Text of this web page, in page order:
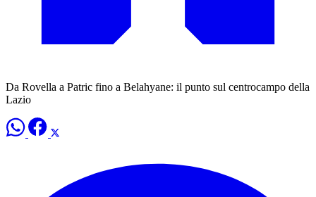
Da Rovella a Patric fino a Belahyane: il punto sul centrocampo della
Lazio